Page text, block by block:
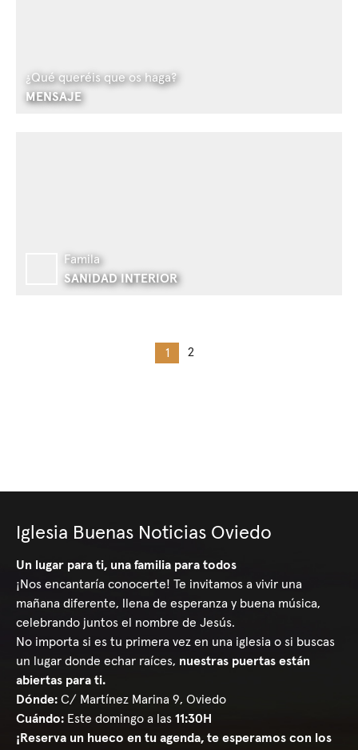
¿Qué queréis que os haga?
MENSAJE
Famila
SANIDAD INTERIOR
1 2
Iglesia Buenas Noticias Oviedo
Un lugar para ti, una familia para todos
¡Nos encantaría conocerte! Te invitamos a vivir una
mañana diferente, llena de esperanza y buena música,
celebrando juntos el nombre de Jesús.
No importa si es tu primera vez en una iglesia o si buscas
un lugar donde echar raíces, nuestras puertas están
abiertas para ti.
Dónde: C/ Martínez Marina 9, Oviedo
Cuándo: Este domingo a las 11:30H
¡Reserva un hueco en tu agenda, te esperamos con los